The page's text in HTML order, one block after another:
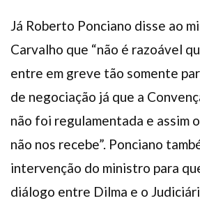
Já Roberto Ponciano disse ao
Carvalho que “não é razoável
entre em greve tão somente
de negociação já que a
não foi regulamentada e assim
não nos recebe”. Ponciano
intervenção do ministro para
diálogo entre Dilma e o